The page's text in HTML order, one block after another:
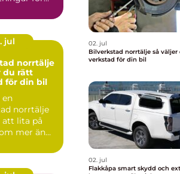
jul
norrtälje
du rätt
för din bil
norrtälje
lita på
mer än
02. jul
Bilverkstad norrtälje så väljer du rätt
verkstad för din bil
02. jul
Flakkåpa smart skydd och extra